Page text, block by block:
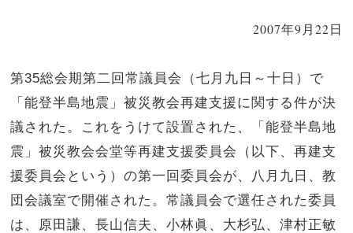
2007年9月22日
第35総会期第二回常議員会（七月九日～十日）で
「能登半島地震」被災教会再建支援に関する件が決
議された。これをうけて設置された、「能登半島地
震」被災教会会堂等再建支援委員会（以下、再建支
援委員会という）の第一回委員会が、八月九日、教
団会議室で開催された。常議員会で選任された委員
は、原田謙、長山信夫、小林眞、大杉弘、津村正敏